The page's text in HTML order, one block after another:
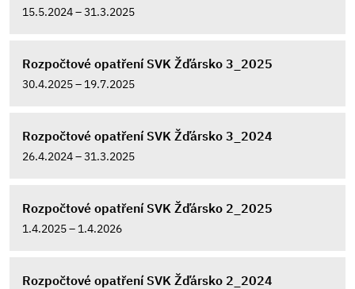
15.5.2024 – 31.3.2025
Rozpočtové opatření SVK Žďársko 3_2025
30.4.2025 – 19.7.2025
Rozpočtové opatření SVK Žďársko 3_2024
26.4.2024 – 31.3.2025
Rozpočtové opatření SVK Žďársko 2_2025
1.4.2025 – 1.4.2026
Rozpočtové opatření SVK Žďársko 2_2024